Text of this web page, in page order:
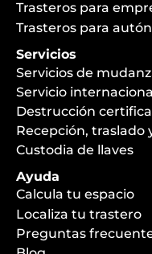
Trasteros para
Trasteros para
Servicios
Servicios de
Servicio
Destrucción
Recepción,
Custodia de llaves
Ayuda
Calcula tu espacio
Localiza tu trastero
Preguntas